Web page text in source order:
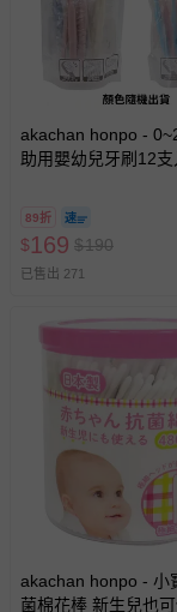
其他常見問題：
運送服務：目
區，可能會無
亦保留出貨與
商品實際的配
已出貨通知之訊
如您收到商品
情形，您可申
若您對於會員
式、折價券與
問，你可詳見：
預購商品：預
助取消退款事宜
商品如因「價
會主動以簡訊
akachan honpo -
助用嬰幼兒牙刷12支
89折
$169 $190
已售出 271
akachan honpo - 小
菌棉花棒 新生兒也可